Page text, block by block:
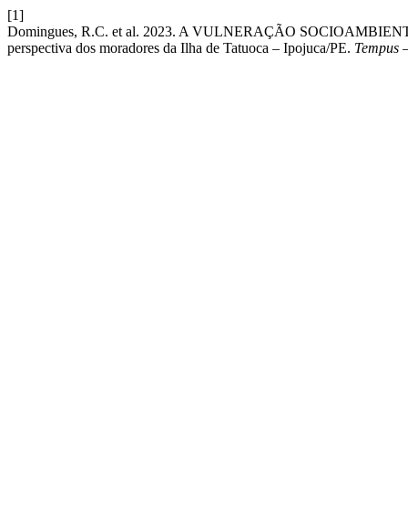
[1]
Domingues, R.C. et al. 2023. A VULNERAÇÃO
perspectiva dos moradores da Ilha de Tatuoca – Ipojuca/PE. Tempus